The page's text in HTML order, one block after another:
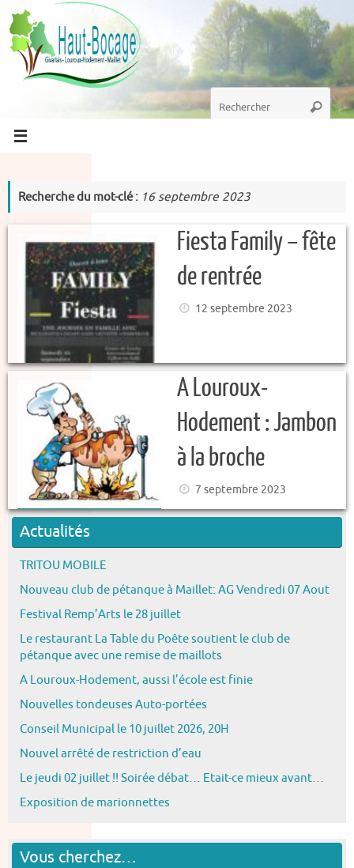
Passer
au
contenu
Recherche
pour
Recherche du mot-clé : 16 septembre 2023
Fiesta Family – fête
de rentrée
12 septembre 2023
A Louroux-
Hodement : Jambon
à la broche
7 septembre 2023
Actualités
TRITOU MOBILE
Nouveau club de pétanque à Maillet: AG Vendredi 07 Aout
Festival Remp’Arts le 28 juillet
Le restaurant La Table du Poête soutient le club de
pétanque avec une remise de maillots
A Louroux-Hodement, aussi l’école est finie
Nouvelles tondeuses Auto-portées
Conseil Municipal le 10 juillet 2026, 20H
Nouvel arrêté de restriction d’eau
Le jeudi 02 juillet !! Soirée débat… Etait-ce mieux avant…
Exposition de marionnettes
Vous cherchez…